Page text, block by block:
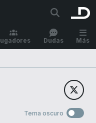
Dudas Más
Tema oscuro